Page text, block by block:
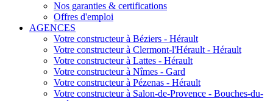
Nos garanties & certifications
Offres d'emploi
AGENCES
Votre constructeur à Béziers - Hérault
Votre constructeur à Clermont-l'Hérault - Hérault
Votre constructeur à Lattes - Hérault
Votre constructeur à Nîmes - Gard
Votre constructeur à Pézenas - Hérault
Votre constructeur à Salon-de-Provence - Bouches-du-